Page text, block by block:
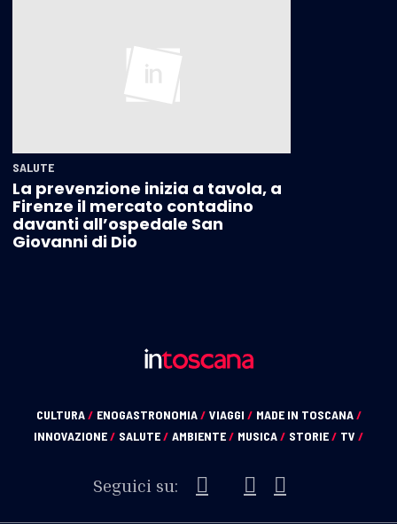
SALUTE
La prevenzione inizia a tavola, a
Firenze il mercato contadino
davanti all’ospedale San
Giovanni di Dio
CULTURA/ ENOGASTRONOMIA/ VIAGGI / MADE IN TOSCANA/
INNOVAZIONE/ SALUTE/ AMBIENTE/ MUSICA/ STORIE/ TV /
Seguici su: